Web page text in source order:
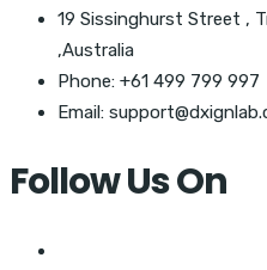
19 Sissinghurst Street ,
,Australia
Phone: +61 499 799 997
Email:
Follow Us On